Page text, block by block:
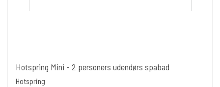
Hotspring Mini - 2 personers udendørs spabad
Hotspring